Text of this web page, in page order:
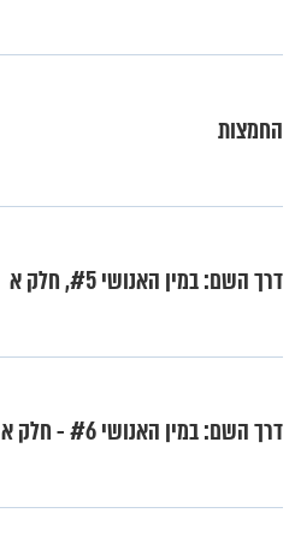
החמצות
דרך השם: במין האנושי #5, חלק א
דרך השם: במין האנושי #6 - חלק א